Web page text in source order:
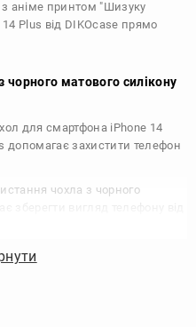
з аніме принтом "Шизуку
Plus від DIKOcase прямо
чорного матового силікону
для смартфона iPhone 14
допомагає захистити телефон
чохла з чорного
чорного матового силікону